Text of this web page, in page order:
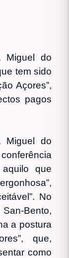
Miguel do
tem sido
Açores”,
pagos
Miguel do
que
No
Bento,
a postura
que,
como